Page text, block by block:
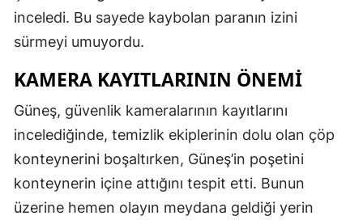
inceledi. Bu sayede kaybolan paranın izini
sürmeyi umuyordu.
KAMERA KAYITLARININ ÖNEMI
Güneş, güvenlik kameralarının kayıtlarını
incelediğinde, temizlik ekiplerinin dolu olan çöp
konteynerini boşaltırken, Güneş’in poşetini
konteynerin içine attığını tespit etti. Bunun
üzerine hemen olayın meydana geldiği yerin